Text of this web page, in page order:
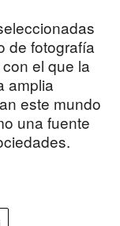
de fotografía
con el que la
amplia
este mundo
una fuente